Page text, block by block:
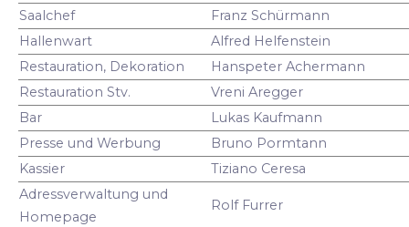
Saalchef
Franz Schürmann
Hallenwart
Alfred Helfenstein
Restauration, Dekoration
Hanspeter Achermann
Restauration Stv.
Vreni Aregger
Bar
Lukas Kaufmann
Presse und Werbung
Bruno Pormtann
Kassier
Tiziano Ceresa
Adressverwaltung und
Homepage
Rolf Furrer